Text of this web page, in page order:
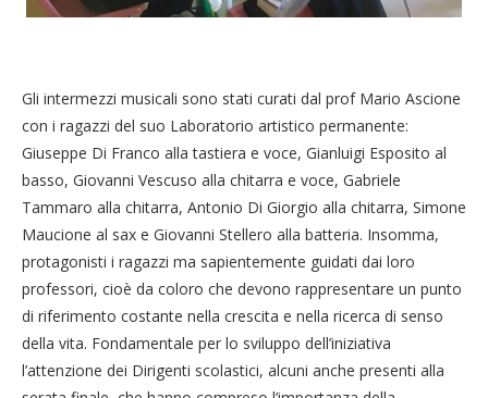
Gli intermezzi musicali sono stati curati dal prof Mario Ascione
con i ragazzi del suo Laboratorio artistico permanente:
Giuseppe Di Franco alla tastiera e voce, Gianluigi Esposito al
basso, Giovanni Vescuso alla chitarra e voce, Gabriele
Tammaro alla chitarra, Antonio Di Giorgio alla chitarra, Simone
Maucione al sax e Giovanni Stellero alla batteria. Insomma,
protagonisti i ragazzi ma sapientemente guidati dai loro
professori, cioè da coloro che devono rappresentare un punto
di riferimento costante nella crescita e nella ricerca di senso
della vita. Fondamentale per lo sviluppo dell’iniziativa
l’attenzione dei Dirigenti scolastici, alcuni anche presenti alla